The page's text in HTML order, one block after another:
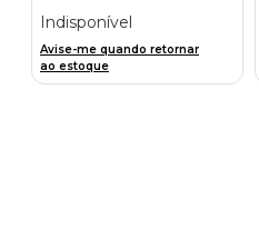
Importado
Indisponível
Avise-me quando retornar
ao estoque